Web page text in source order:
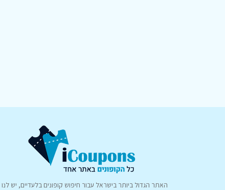
האתר הגדול ביותר בישראל עבור חיפוש קופונים בלעדיים, יש לנו